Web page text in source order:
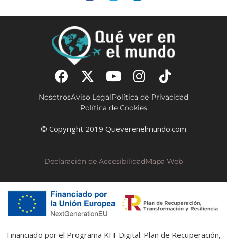
NosotrosAviso LegalPolítica de Privacidad
Política de Cookies
© Copyright 2019 Queverenelmundo.com
Declaración de AccesibilidadMapa Web
Financiado por el Programa KIT Digital. Plan de Recuperación,